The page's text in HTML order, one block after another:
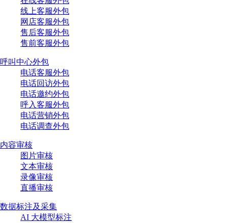
线上客服外包
网店客服外包
售后客服外包
售前客服外包
呼叫中心外包
电话客服外包
电话回访外包
电话邀约外包
呼入客服外包
电话营销外包
电话调查外包
内容审核
图片审核
文本审核
录像审核
直播审核
数据标注及采集
AI 大模型标注